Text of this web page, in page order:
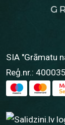
SIA "Grāmatu
Reģ.nr.: